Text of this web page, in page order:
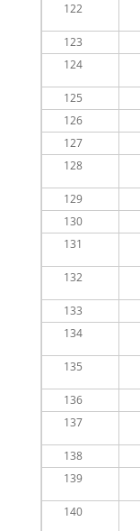
122
123
124
125
126
127
128
129
130
131
132
133
134
135
136
137
138
139
140